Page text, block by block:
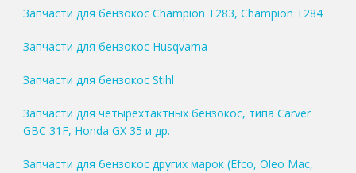
Запчасти для бензокос Champion T283, Champion T284
Запчасти для бензокос Husqvarna
Запчасти для бензокос Stihl
Запчасти для четырехтактных бензокос, типа Carver
GBC 31F, Honda GX 35 и др.
Запчасти для бензокос других марок (Efco, Oleo Mac,